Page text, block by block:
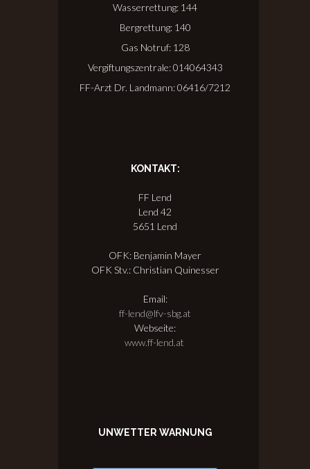
Wasserrettung: 144
Bergrettung: 140
Gas Notruf: 128
Vergiftungszentrale: 014064343
FF-Arzt Dr. Landmann: 06416/7212
KONTAKT:
FF Lend
Lend 42
5651 Lend
OFK: Benjamin Mayer
OFK Stv.: Christian Quinesser
Email:
ff-lend@lfv-sbg.at
Webseite:
www.ff-lend.at
UNWETTER WARNUNG